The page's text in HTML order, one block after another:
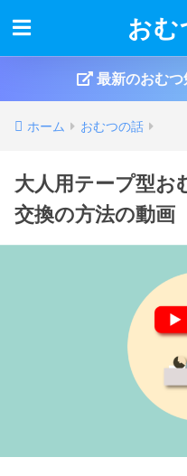
おむ
最新のおむ
ホーム おむつの話
大人用テープ型お
交換の方法の動画